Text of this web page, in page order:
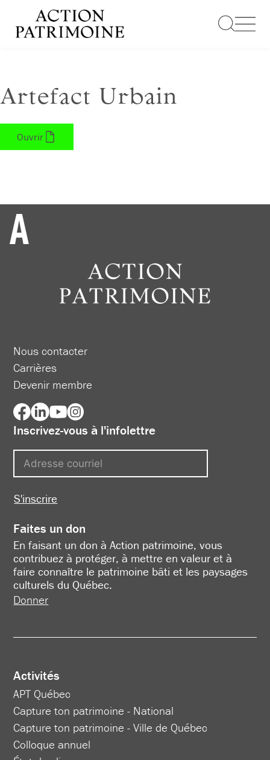
contenu
Artefact Urbain
Ouvrir
Nous contacter
Carrières
Devenir membre
Inscrivez-vous à l'infolettre
S'inscrire
Faites un don
En faisant un don à Action patrimoine, vous
contribuez à protéger, à mettre en valeur et à
faire connaître le patrimoine bâti et les paysages
culturels du Québec.
Donner
Activités
APT Québec
Capture ton patrimoine - National
Capture ton patrimoine - Ville de Québec
Colloque annuel